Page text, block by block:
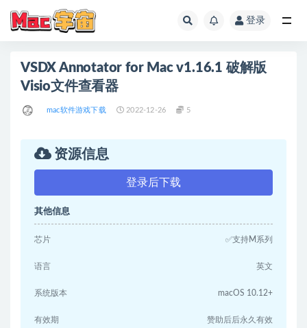
登录
VSDX Annotator for Mac v1.16.1 破解版
Visio文件查看器
mac软件游戏下载 2022-12-26 5
资源信息
登录后下载
其他信息
芯片 ✅支持M系列
语言 英文
系统版本 macOS 10.12+
有效期 赞助后后永久有效